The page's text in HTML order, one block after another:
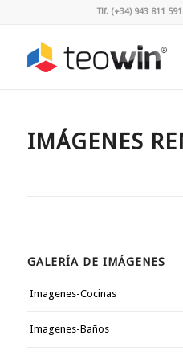
Tlf. (+34) 943 811
IMÁGENES
GALERÍA DE IMÁGENES
Imagenes-Cocinas
Imagenes-Baños